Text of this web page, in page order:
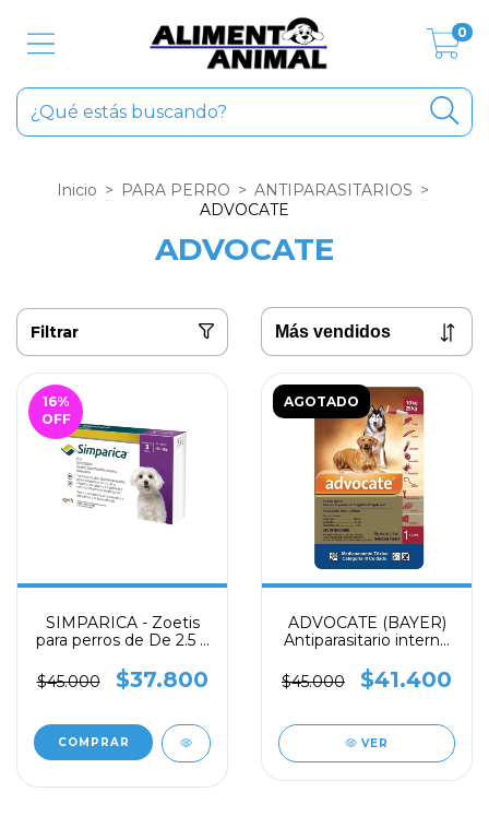
0
Inicio > PARA PERRO > ANTIPARASITARIOS >
ADVOCATE
ADVOCATE
Filtrar
16%
OFF
SIMPARICA - Zoetis
para perros de De 2.5 a
$45.000
$37.800
AGOTADO
ADVOCATE (BAYER)
Antiparasitario interno
de 10 kg a 25 kg
$45.000 $41.400
VER